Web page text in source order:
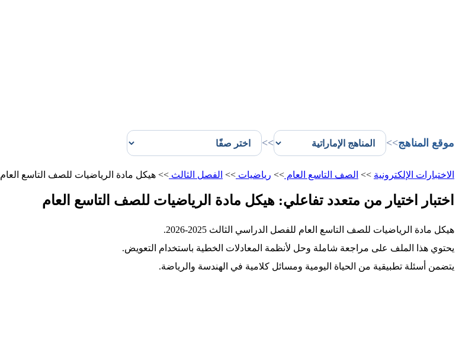
موقع المناهج>>
>>
الاختبارات الإلكترونية >> الصف التاسع العام >> رياضيات >> الفصل الثالث >> هيكل مادة الرياضيات للصف التاسع العام
اختبار اختيار من متعدد تفاعلي: هيكل مادة الرياضيات للصف التاسع العام
هيكل مادة الرياضيات للصف التاسع العام للفصل الدراسي الثالث 2025-2026.
يحتوي هذا الملف على مراجعة شاملة وحل لأنظمة المعادلات الخطية باستخدام التعويض.
يتضمن أسئلة تطبيقية من الحياة اليومية ومسائل كلامية في الهندسة والرياضة.